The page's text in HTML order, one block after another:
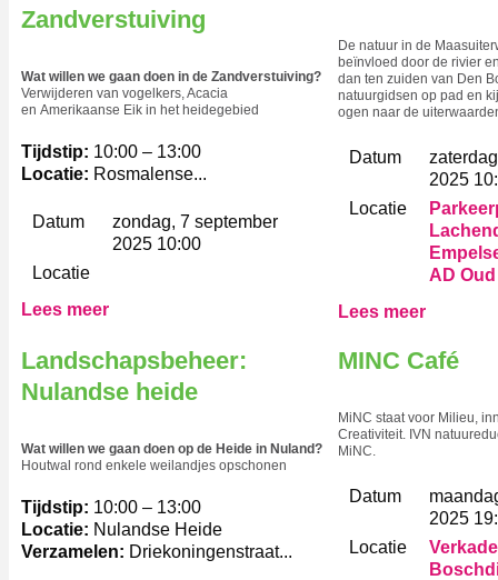
Zandverstuiving
Wat willen we gaan doen in de Zandverstuiving?
Verwijderen van vogelkers, Acacia
en Amerikaanse Eik in het heidegebied
Tijdstip: 10:00 – 13:00
Locatie: Rosmalense...
Datum
zondag, 7 september
2025 10:00
Locatie
Lees meer
De natuur in de
beïnvloed door de rivier
dan ten zuiden van Den
natuurgidsen op pad en
ogen naar de
Datum
2025
Locatie
AD
Lees meer
Landschapsbeheer:
Nulandse heide
Wat willen we gaan doen op de Heide in Nuland?
Houtwal rond enkele weilandjes opschonen
Tijdstip: 10:00 – 13:00
Locatie: Nulandse Heide
Verzamelen: Driekoningenstraat...
MINC Café
MiNC staat voor Milieu,
Creativiteit. IVN
MiNC.
Datum
2025
Locatie